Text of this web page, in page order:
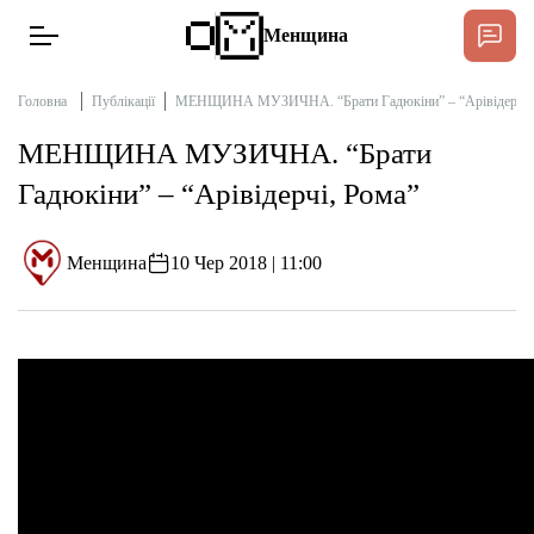
Новини
Інтерв’ю
Менщина
Головна Публікації МЕНЩИНА МУЗИЧНА. “Брати Гадюкіни” – “Арівідерчі,
МЕНЩИНА МУЗИЧНА. “Брати
Гадюкіни” – “Арівідерчі, Рома”
Менщина 10 Чер 2018 | 11:00